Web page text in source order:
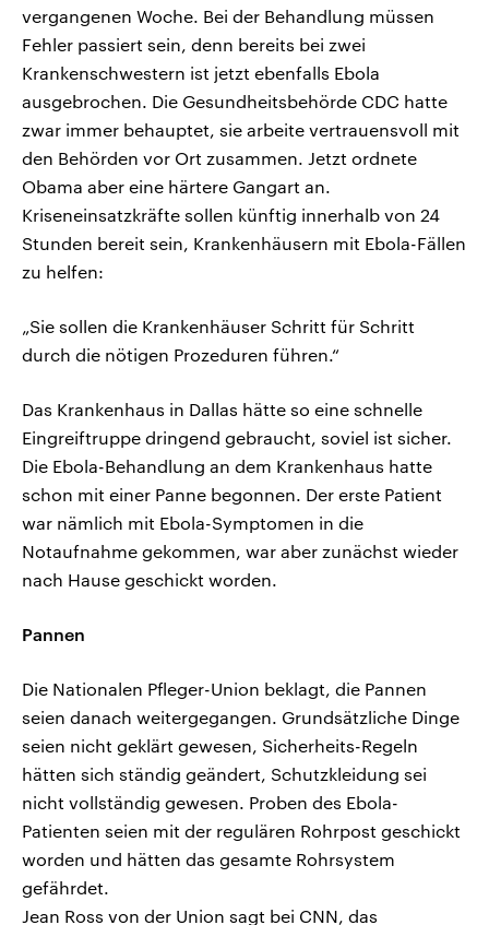
vergangenen Woche. Bei der Behandlung müssen
Fehler passiert sein, denn bereits bei zwei
Krankenschwestern ist jetzt ebenfalls Ebola
ausgebrochen. Die Gesundheitsbehörde CDC hatte
zwar immer behauptet, sie arbeite vertrauensvoll mit
den Behörden vor Ort zusammen. Jetzt ordnete
Obama aber eine härtere Gangart an.
Kriseneinsatzkräfte sollen künftig innerhalb von 24
Stunden bereit sein, Krankenhäusern mit Ebola-Fällen
zu helfen:
„Sie sollen die Krankenhäuser Schritt für Schritt
durch die nötigen Prozeduren führen.“
Das Krankenhaus in Dallas hätte so eine schnelle
Eingreiftruppe dringend gebraucht, soviel ist sicher.
Die Ebola-Behandlung an dem Krankenhaus hatte
schon mit einer Panne begonnen. Der erste Patient
war nämlich mit Ebola-Symptomen in die
Notaufnahme gekommen, war aber zunächst wieder
nach Hause geschickt worden.
Pannen
Die Nationalen Pfleger-Union beklagt, die Pannen
seien danach weitergegangen. Grundsätzliche Dinge
seien nicht geklärt gewesen, Sicherheits-Regeln
hätten sich ständig geändert, Schutzkleidung sei
nicht vollständig gewesen. Proben des Ebola-
Patienten seien mit der regulären Rohrpost geschickt
worden und hätten das gesamte Rohrsystem
gefährdet.
Jean Ross von der Union sagt bei CNN, das